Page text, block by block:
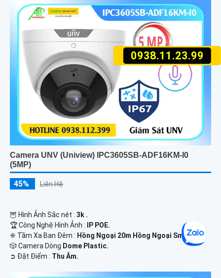
0938.11.23.99
Camera UNV (Uniview) IPC3605SB-ADF16KM-I0
(5MP)
45% Liên Hệ
🦉 Hình Ảnh Sắc nét : 3k .
🏆 Công Nghệ Hình Ảnh :
IP POE.
❈ Tầm Xa Ban Đêm : Hồng Ngoại 20m Hồng Ngoại Smart IR.
🎲 Camera Dòng Dome Plastic.
️➲ Đặt Điểm : Thu Âm.